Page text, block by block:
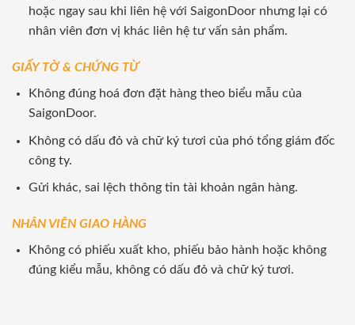
hoặc ngay sau khi liên hệ với SaigonDoor nhưng lại có
nhân viên đơn vị khác liên hệ tư vấn sản phẩm.
GIẤY TỜ & CHỨNG TỪ
Không đúng hoá đơn đặt hàng theo biểu mẫu của
SaigonDoor.
Không có dấu đỏ và chữ ký tươi của phó tổng giám đốc
công ty.
Gửi khác, sai lệch thông tin tài khoản ngân hàng.
NHÂN VIÊN GIAO HÀNG
Không có phiếu xuất kho, phiếu bảo hành hoặc không
đúng kiểu mẫu, không có dấu đỏ và chữ ký tươi.